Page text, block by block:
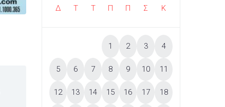
Δ Τ Τ Π Π Σ Κ
1 2 3 4
5 6 7 8 9 10 11
12 13 14 15 16 17 18